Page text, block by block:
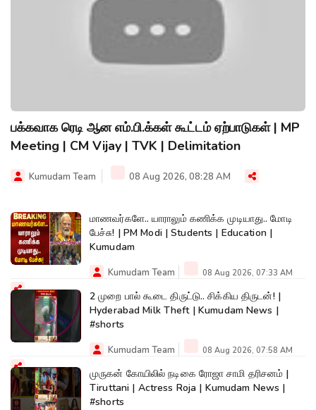
பக்கவாக ரெடி ஆன எம்.பி.க்கள் கூட்டம் ஏற்பாடுகள் | MP
Meeting | CM Vijay | TVK | Delimitation
Kumudam Team 08 Aug 2026, 08:28 AM
மாணவர்களே.. யாராலும் கணிக்க முடியாது.. மோடி
பேச்சு! | PM Modi | Students | Education |
Kumudam
Kumudam Team 08 Aug 2026, 07:33 AM
2 முறை பால் கூடை திருட்டு.. சிக்கிய திருடன்! |
Hyderabad Milk Theft | Kumudam News |
#shorts
Kumudam Team 08 Aug 2026, 07:58 AM
முருகன் கோயிலில் நடிகை ரோஜா சாமி தரிசனம் |
Tiruttani | Actress Roja | Kumudam News |
#shorts